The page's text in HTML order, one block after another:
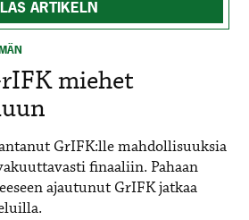
LÄS ARTIKELN
miehet
GrIFK:lle mahdollisuuksia
finaaliin. Pahaan
ajautunut GrIFK jatkaa